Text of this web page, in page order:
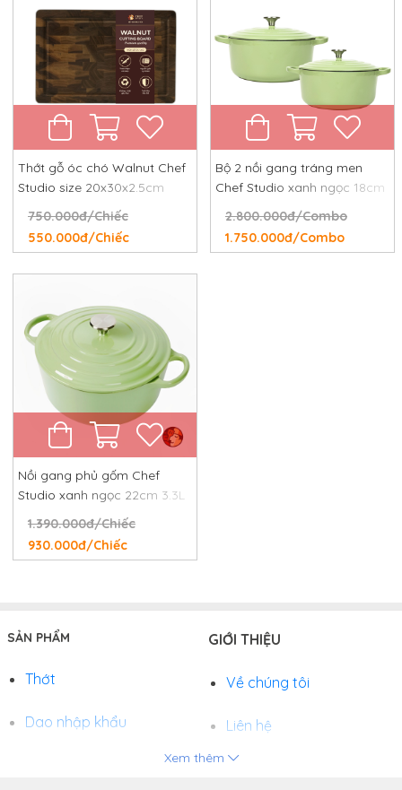
Thớt gỗ óc chó Walnut Chef
Studio size 20x30x2.5cm
750.000đ/Chiếc
550.000đ/Chiếc
Bộ 2 nồi gang tráng men
Chef Studio xanh ngọc 18cm
2.800.000đ/Combo
1.750.000đ/Combo
Nồi gang phủ gốm Chef
Studio xanh ngọc 22cm 3.3L
1.390.000đ/Chiếc
930.000đ/Chiếc
SẢN PHẨM
Thớt
Dao nhập khẩu
GIỚI THIỆU
Về chúng tôi
Liên hệ
Xem thêm